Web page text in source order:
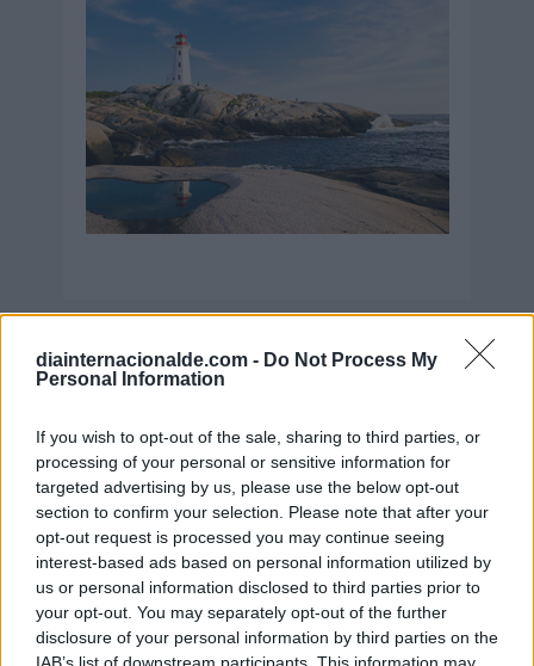
diainternacionalde.com - Do Not Process My
Personal Information
If you wish to opt-out of the sale, sharing to third parties, or
processing of your personal or sensitive information for
targeted advertising by us, please use the below opt-out
section to confirm your selection. Please note that after your
opt-out request is processed you may continue seeing
interest-based ads based on personal information utilized by
us or personal information disclosed to third parties prior to
your opt-out. You may separately opt-out of the further
disclosure of your personal information by third parties on the
IAB’s list of downstream participants. This information may
Secciones destacadas
Noticias y actualidad sobre Días
Internacionales
Onomástica. Todos los santos
Semanas Internacionales
Años Internacionales
Qué se celebra el día de mi cumpleaños